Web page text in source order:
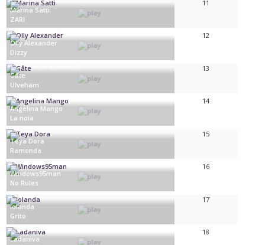
Griekenland
Marina Satti
ZARI
11
Verenigd Koninkrijk
Olly Alexander
Dizzy
12
Noorwegen
Gåte
Ulveham
13
Italië
Angelina Mango
La noia
14
Servië
Teya Dora
Ramonda
15
Finland
Windows95man
No Rules
16
Portugal
Iolanda
Grito
17
Ladaniva
18